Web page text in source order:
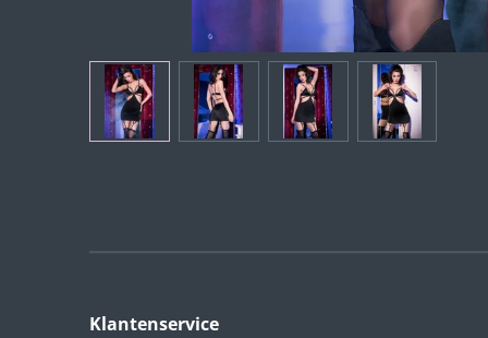
Klantenservice